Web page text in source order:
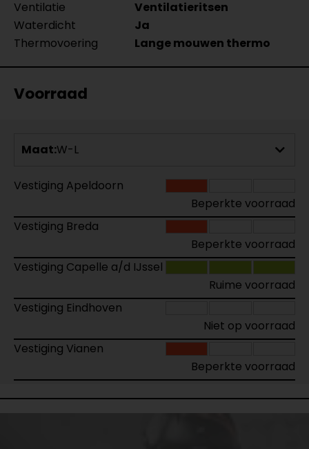
Ventilatie
Ventilatieritsen
Waterdicht
Ja
Thermovoering
Lange mouwen thermo
Voorraad
Maat:W-L
Vestiging Apeldoorn
Beperkte voorraad
Vestiging Breda
Beperkte voorraad
Vestiging Capelle a/d IJssel
Ruime voorraad
Vestiging Eindhoven
Niet op voorraad
Vestiging Vianen
Beperkte voorraad